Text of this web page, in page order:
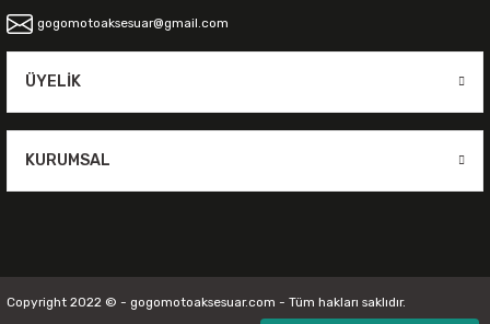
gogomotoaksesuar@gmail.com
ÜYELIK
KURUMSAL
Copyright 2022 © - gogomotoaksesuar.com - Tüm hakları saklıdır.